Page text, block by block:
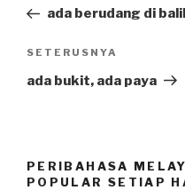
Postada berudang di
Next
Post
SETERUSNYA
ada bukit, ada paya
PERIBAHASA
POPULAR SETIAP